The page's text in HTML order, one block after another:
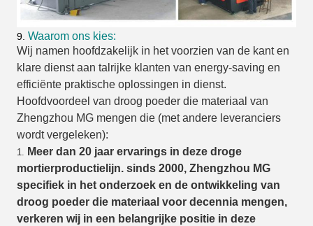
9. Waarom ons kies:
Wij namen hoofdzakelijk in het voorzien van de kant en
klare dienst aan talrijke klanten van energy-saving en
efficiënte praktische oplossingen in dienst.
Hoofdvoordeel van droog poeder die materiaal van
Zhengzhou MG mengen die (met andere leveranciers
wordt vergeleken):
1. Meer dan 20 jaar ervarings in deze droge
mortierproductielijn. sinds 2000, Zhengzhou MG
specifiek in het onderzoek en de ontwikkeling van
droog poeder die materiaal voor decennia mengen,
verkeren wij in een belangrijke positie in deze